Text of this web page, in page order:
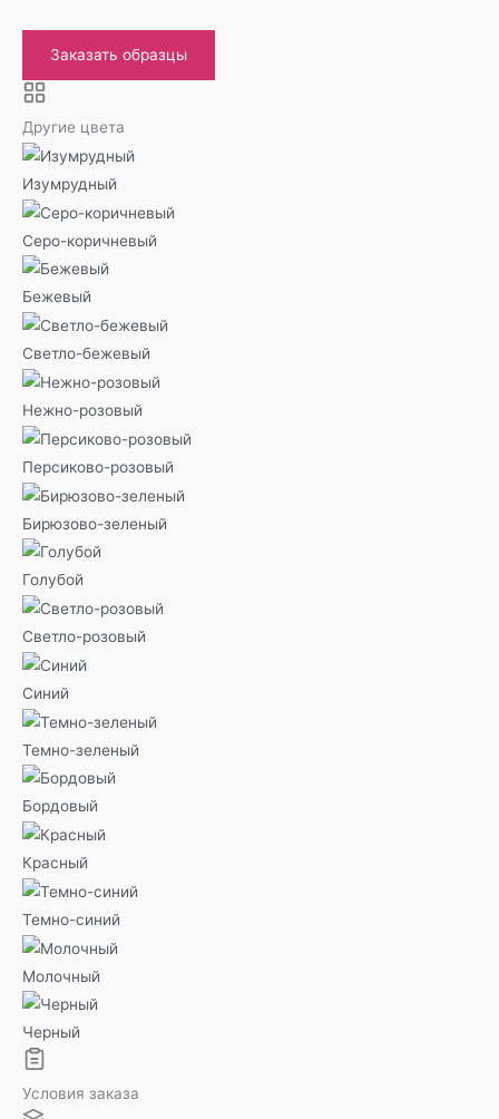
Заказать образцы
Другие цвета
Изумрудный
Серо-коричневый
Бежевый
Светло-бежевый
Нежно-розовый
Персиково-розовый
Бирюзово-зеленый
Голубой
Светло-розовый
Синий
Темно-зеленый
Бордовый
Красный
Темно-синий
Молочный
Черный
Условия заказа